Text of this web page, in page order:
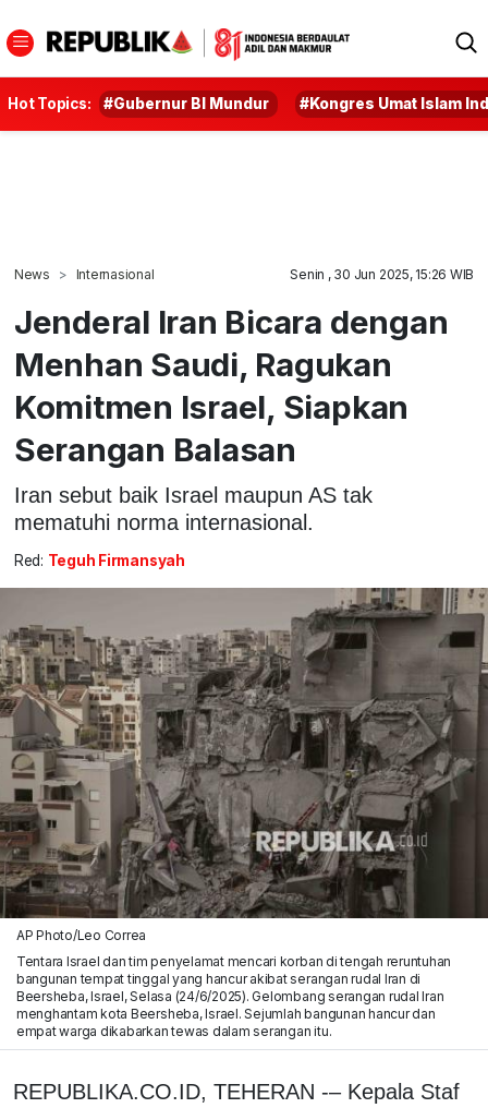
Hot Topics: #Gubernur BI Mundur #Kongres Umat Islam
News Internasional Senin , 30 Jun 2025, 15:26 WIB
Jenderal Iran Bicara dengan
Menhan Saudi, Ragukan
Komitmen Israel, Siapkan
Serangan Balasan
Iran sebut baik Israel maupun AS tak
mematuhi norma internasional.
Red: Teguh Firmansyah
AP Photo/Leo Correa
Tentara Israel dan tim penyelamat mencari korban di tengah reruntuhan
bangunan tempat tinggal yang hancur akibat serangan rudal Iran di
Beersheba, Israel, Selasa (24/6/2025). Gelombang serangan rudal Iran
menghantam kota Beersheba, Israel. Sejumlah bangunan hancur dan
empat warga dikabarkan tewas dalam serangan itu.
REPUBLIKA.CO.ID, TEHERAN -– Kepala Staf